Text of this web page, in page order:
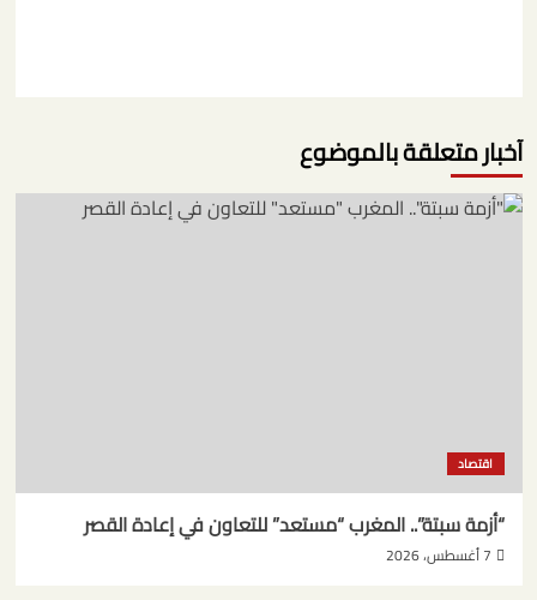
آخبار متعلقة بالموضوع
اقتصاد
“أزمة سبتة”.. المغرب “مستعد” للتعاون في إعادة القصر
7 أغسطس، 2026